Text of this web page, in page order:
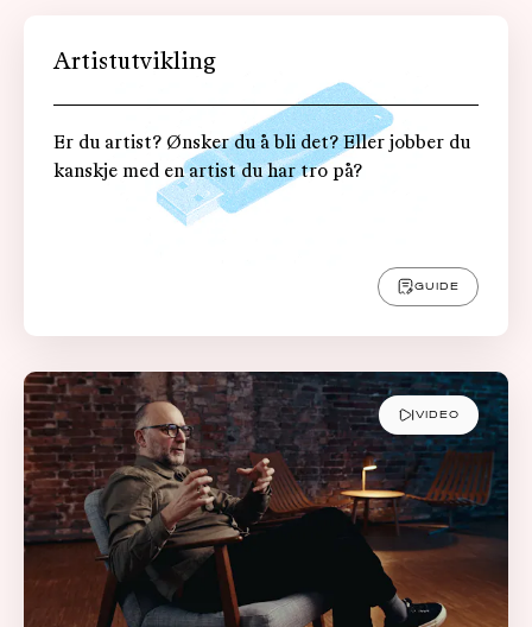
Artistutvikling
Er du artist? Ønsker du å bli det? Eller jobber du
kanskje med en artist du har tro på?
GUIDE
VIDEO